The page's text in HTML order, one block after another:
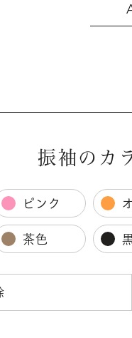
振袖のカ
ピンク
茶色